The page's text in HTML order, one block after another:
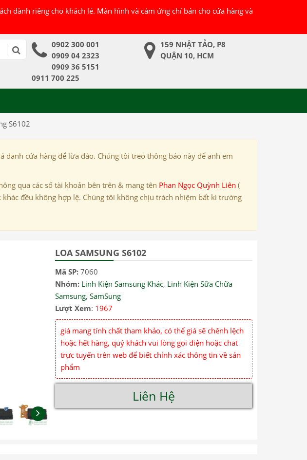
dành riêng cho khách lẻ. Màn hình và cảm ứng chỉ bán cho cửa hàng và
0902 300 001
0909 04 2323
0909 36 5151
0911 700 225
159 NHẬT TẢO, P8
QUẬN 10, HCM
S6102
danh cửa hàng để lừa đảo. Chúng tôi treo thông báo này để anh em
qua các số tài khoản bên trên & mang tên Phan Ngọc Quỳnh Liên (
khác đều không hợp lệ. Chúng tôi không chịu trách nhiệm bất kì trường
LOA SAMSUNG S6102
Mã SP: 7060
Nhóm: Linh Kiện Samsung Khác, Linh Kiện Sữa Chữa
Samsung, SamSung
Lượt Xem: 1967
giá mang tính chất tham khảo, có thể giá sẽ chênh lệch
hoặc hết hàng, quý khách vui lòng gọi điện hoặc chat
trực tuyến trên web để biết chính xác thông tin về sản
phẩm
Liên Hệ